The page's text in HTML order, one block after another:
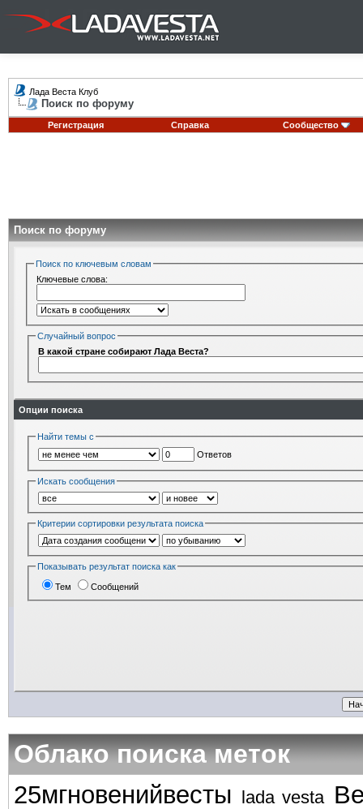
Лада Веста Клуб
Поиск по форуму
Регистрация Справка Сообщество
Поиск по форуму
Поиск по ключевым словам
Ключевые слова:
Случайный вопрос
В какой стране собирают Лада Веста?
Опции поиска
Найти темы с
Ответов
Искать сообщения
Критерии сортировки результата поиска
Показывать результат поиска как
Тем Сообщений
Облако поиска меток
25мгновенийвесты lada vesta